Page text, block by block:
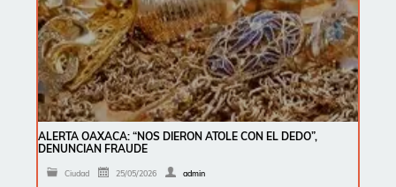
ALERTA OAXACA: “NOS DIERON ATOLE CON EL DEDO”,
DENUNCIAN FRAUDE
Ciudad 25/05/2026 admin